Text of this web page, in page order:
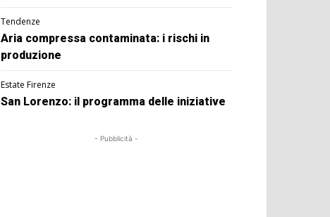
Tendenze
Aria compressa contaminata: i rischi in
produzione
Estate Firenze
San Lorenzo: il programma delle iniziative
- Pubblicità -